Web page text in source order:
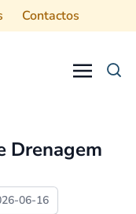
Contactos
Drenagem
06-16